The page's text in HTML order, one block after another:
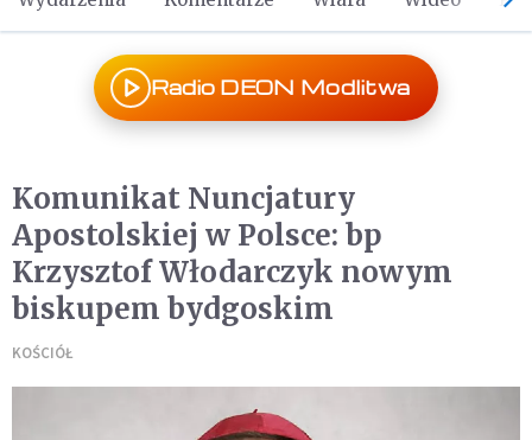
Radio DEON Modlitwa
Komunikat Nuncjatury
Apostolskiej w Polsce: bp
Krzysztof Włodarczyk nowym
biskupem bydgoskim
KOŚCIÓŁ